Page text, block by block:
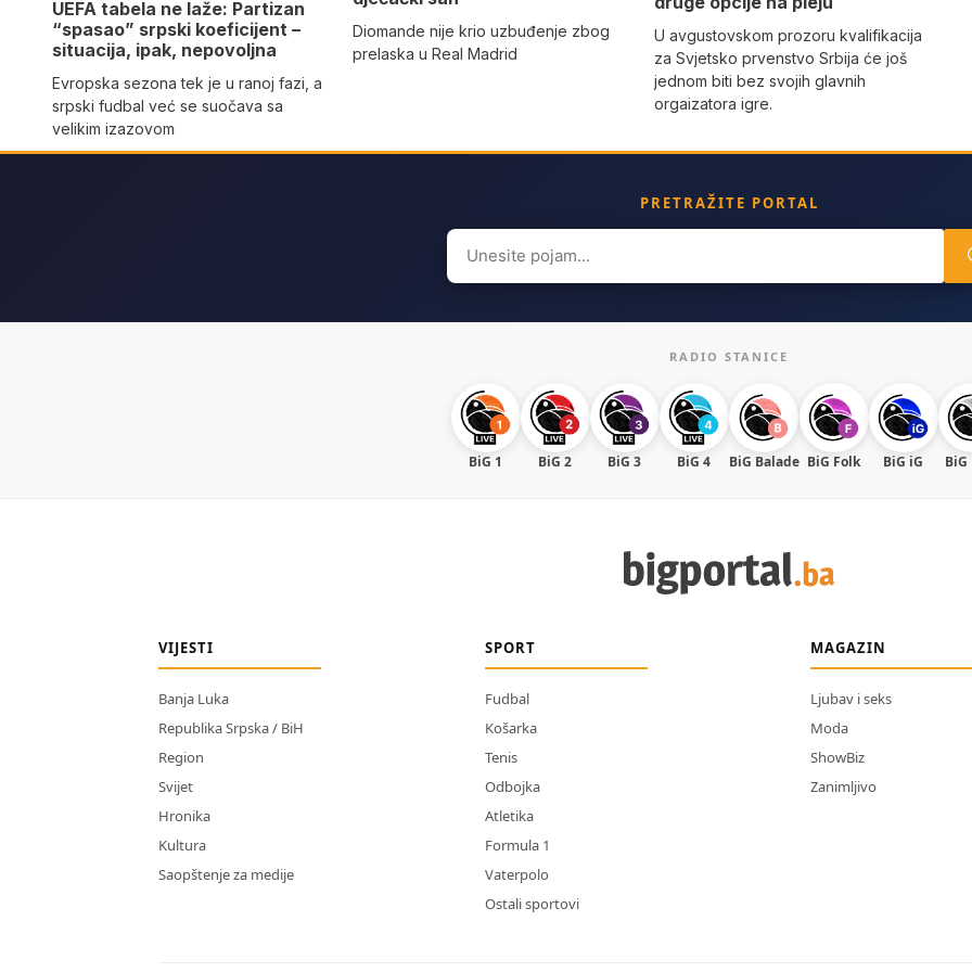
UEFA tabela ne laže: Partizan
“spasao” srpski koeficijent –
situacija, ipak, nepovoljna
Evropska sezona tek je u ranoj fazi, a
srpski fudbal već se suočava sa
velikim izazovom
Diomande nije krio uzbuđenje zbog
prelaska u Real Madrid
U avgustovskom prozoru kvalifikacija
za Svjetsko prvenstvo Srbija će još
jednom biti bez svojih glavnih
orgaizatora igre.
PRETRAŽITE PORTAL
Search
for:
RADIO STANICE
BiG 1 BiG 2 BiG 3 BiG 4 BiG Balade BiG Folk BiG iG BiG
VIJESTI
Banja Luka
Republika Srpska / BiH
Region
Svijet
Hronika
Kultura
Saopštenje za medije
SPORT
Fudbal
Košarka
Tenis
Odbojka
Atletika
Formula 1
Vaterpolo
Ostali sportovi
MAGAZIN
Ljubav i seks
Moda
ShowBiz
Zanimljivo